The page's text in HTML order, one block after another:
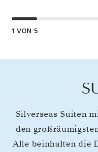
1 VON 5
Silverseas Suiten
den
Alle beinhalten die